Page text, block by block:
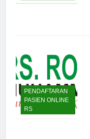
PENDAFTARAN
PASIEN ONLINE
RS